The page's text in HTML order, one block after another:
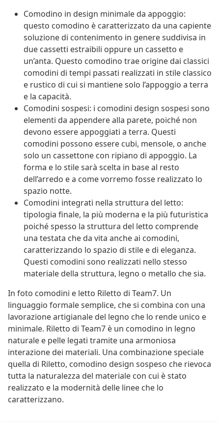
Comodino in design minimale da appoggio:
questo comodino è caratterizzato da una capiente
soluzione di contenimento in genere suddivisa in
due cassetti estraibili oppure un cassetto e
un’anta. Questo comodino trae origine dai classici
comodini di tempi passati realizzati in stile classico
e rustico di cui si mantiene solo l’appoggio a terra
e la capacità.
Comodini sospesi: i comodini design sospesi sono
elementi da appendere alla parete, poiché non
devono essere appoggiati a terra. Questi
comodini possono essere cubi, mensole, o anche
solo un cassettone con ripiano di appoggio. La
forma e lo stile sarà scelta in base al resto
dell’arredo e a come vorremo fosse realizzato lo
spazio notte.
Comodini integrati nella struttura del letto:
tipologia finale, la più moderna e la più futuristica
poiché spesso la struttura del letto comprende
una testata che da vita anche ai comodini,
caratterizzando lo spazio di stile e di eleganza.
Questi comodini sono realizzati nello stesso
materiale della struttura, legno o metallo che sia.
In foto comodini e letto Riletto di Team7. Un
linguaggio formale semplice, che si combina con una
lavorazione artigianale del legno che lo rende unico e
minimale. Riletto di Team7 è un comodino in legno
naturale e pelle legati tramite una armoniosa
interazione dei materiali. Una combinazione speciale
quella di Riletto, comodino design sospeso che rievoca
tutta la naturalezza del materiale con cui è stato
realizzato e la modernità delle linee che lo
caratterizzano.